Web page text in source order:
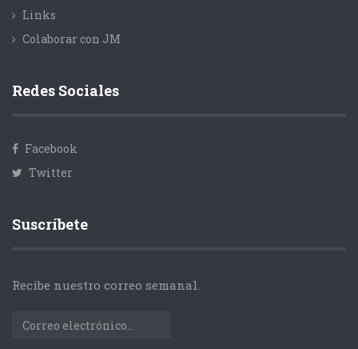
Links
Colaborar con JM
Redes Sociales
Facebook
Twitter
Suscríbete
Recibe nuestro correo semanal.